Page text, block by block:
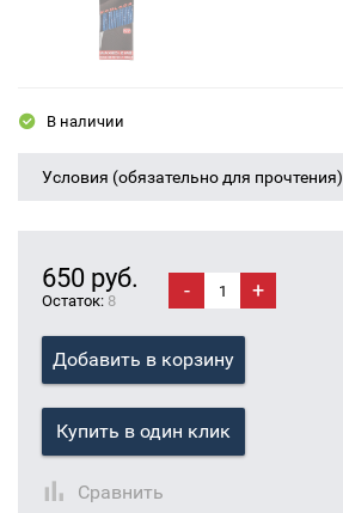
В наличии
Условия (обязательно для прочтения)
650 руб.
Остаток: 8 - +
Добавить в корзину
Купить в один клик
Сравнить